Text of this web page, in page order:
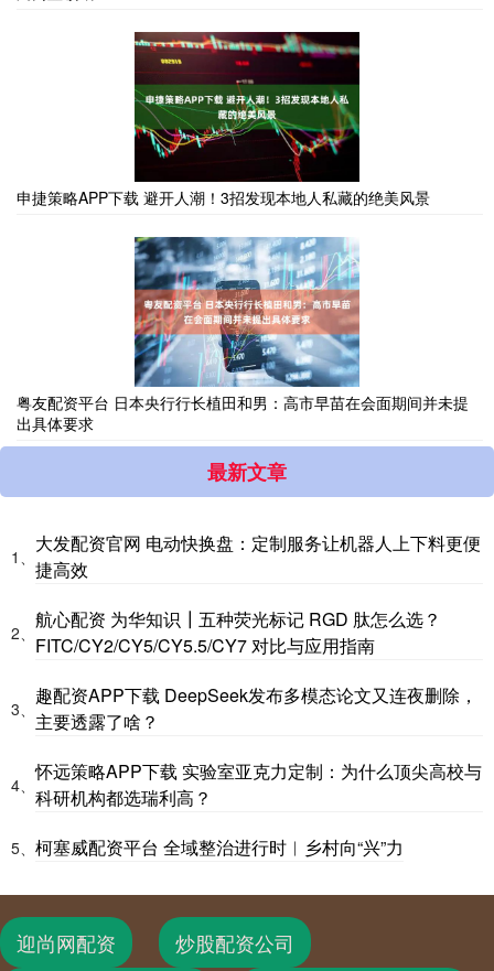
申捷策略APP下载 避开人潮！3招发现本地人私藏的绝美风景
粤友配资平台 日本央行行长植田和男：高市早苗在会面期间并未提
出具体要求
最新文章
1、
大发配资官网 电动快换盘：定制服务让机器人上下料更便
捷高效
2、
航心配资 为华知识┃五种荧光标记 RGD 肽怎么选？
FITC/CY2/CY5/CY5.5/CY7 对比与应用指南
3、
趣配资APP下载 DeepSeek发布多模态论文又连夜删除，
主要透露了啥？
4、
怀远策略APP下载 实验室亚克力定制：为什么顶尖高校与
科研机构都选瑞利高？
5、 柯塞威配资平台 全域整治进行时︱乡村向“兴”力
迎尚网配资 炒股配资公司